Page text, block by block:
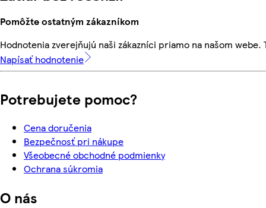
Pomôžte ostatným zákazníkom
Hodnotenia zverejňujú naši zákazníci priamo na našom
Napísať hodnotenie
Potrebujete pomoc?
Cena doručenia
Bezpečnosť pri nákupe
Všeobecné obchodné podmienky
Ochrana súkromia
O nás